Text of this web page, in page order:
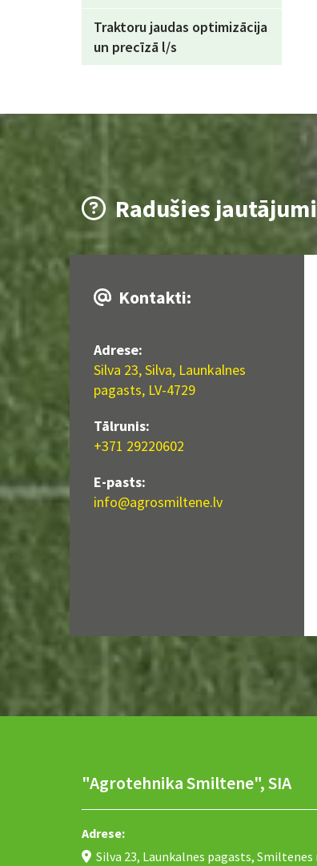
Traktoru jaudas optimizācija
un precīzā l/s
 Radušies
 Kontakti:
Adrese:
Silva 23, Silva, Launkalnes
pagasts, LV-4729
Tālrunis:
+371 29220602
E-pasts:
info@agrosmiltene.lv
"Agrotehnika Smiltene", SIA
Adrese:
 Silva 23, Launkalnes pagasts, Smiltenes